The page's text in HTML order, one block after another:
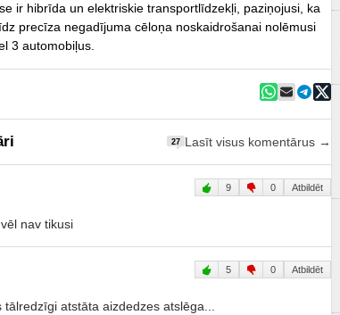
ir hibrīda un elektriskie transportlīdzekļi, paziņojusi, ka
precīza negadījuma cēloņa noskaidrošanai nolēmusi
3 automobiļus.
27 Lasīt visus komentārus →
9 0 Atbildēt
nav tikusi
5 0 Atbildēt
atstāta aizdedzes atslēga...